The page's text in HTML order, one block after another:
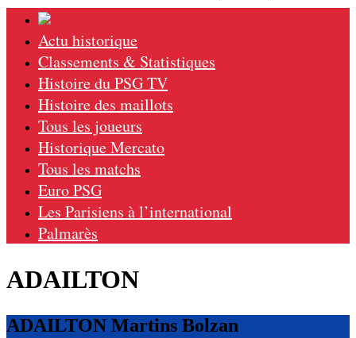
Actu historique
Classements & Statistiques
Histoire du PSG TV
Histoire des maillots
Tous les joueurs
Historique Mercato
Tous les matchs
Euro PSG
Les Parisiens à l’international
Palmarès
ADAILTON
ADAILTON Martins Bolzan